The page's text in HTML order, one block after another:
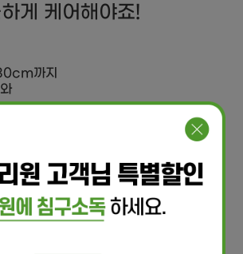
게 케어해야죠!
까지